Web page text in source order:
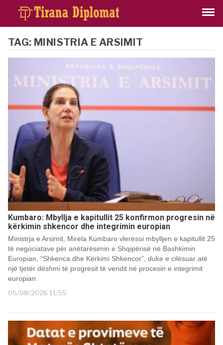
TAG: MINISTRIA E ARSIMIT
Kumbaro: Mbyllja e kapitullit 25 konfirmon progresin në
kërkimin shkencor dhe integrimin europian
Ministrja e Arsimit, Mirela Kumbaro vlerësoi mbylljen e kapitullit 25
të negociatave për anëtarësimin e Shqipërisë në Bashkimin
Europian, “Shkenca dhe Kërkimi Shkencor”, duke e cilësuar atë
një tjetër dëshmi të progresit të vendit në procesin e integrimit
europian.
05/08/2026 11:55